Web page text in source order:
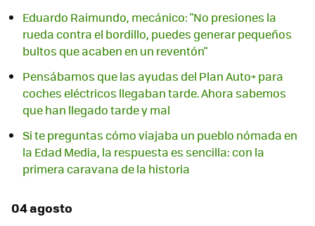
Eduardo Raimundo, mecánico: "No presiones la
rueda contra el bordillo, puedes generar pequeños
bultos que acaben en un reventón"
Pensábamos que las ayudas del Plan Auto+ para
coches eléctricos llegaban tarde. Ahora sabemos
que han llegado tarde y mal
Si te preguntas cómo viajaba un pueblo nómada en
la Edad Media, la respuesta es sencilla: con la
primera caravana de la historia
04 agosto